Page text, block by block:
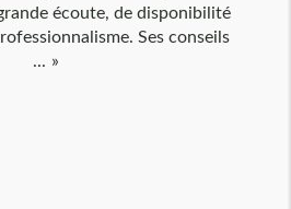
écoute, de disponibilité
Ses conseils
...